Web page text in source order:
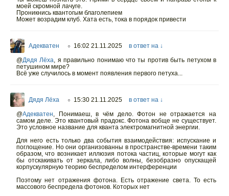
моей скромной лачуге.
Проникнись квантогым благолепием
Может возрадим клуб. Хата есть, тока в порядок привести
Адекватен ○ 16:02 21.11.2025
в ответ на ↓
@Дядя Лёха, я правильно понимаю что ты против быть петухом в
петушином мире?
Всё уже случилось в момент появления первого петуха...
Дядя Лёха ○ 15:30 21.11.2025
в ответ на ↓
@Адекватен, Понимаеш, в чём дело. Фотон не отражается на
самом деле. Это квантовый прадокс. Фотона вобще не существует.
Это условное название для кванта электромагнитной энергии.
Для него есть только два события взаимодействия: испускание и
поглощение. Но они организованны в пространстве-времени таким
образом, что возникает иллюзия потока частиц, которые могут как
бы отскакивать от зеркала, либо волны, безобразно опускащей
корпускулярную теорию беспределом интерференции
Поэтому нет отражения фотона. Есть отражение света. То есть
массового беспредела фотонов. Которых нет